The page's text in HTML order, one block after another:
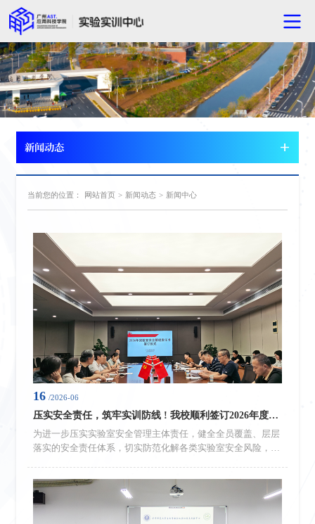
新闻动态
当前您的位置： 网站首页 > 新闻动态 > 新闻中心
16 /2026-06
压实安全责任，筑牢实训防线 ! 我校顺利签订2026年度实验室安全管理责任书
为进一步压实实验室安全管理主体责任，健全全员覆盖、层层
落实的安全责任体系，切实防范化解各类实验室安全风险，全
验实训中心负责人唐剑平主持，常务副校长吴舸出席会议并讲
话，各二级学院院长、分管实验教学副院长、教务处及实验实
训中心管理人员参会。会上，吴舸常务副校长重点强调实验室